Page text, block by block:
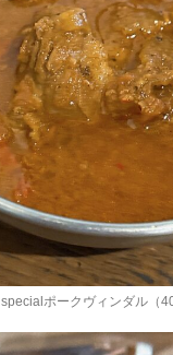
specialポークヴィンダル（